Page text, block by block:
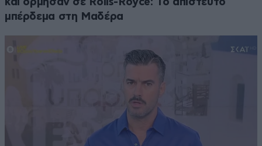
και όρμησαν σε Rolls-Royce: Το απίστευτο
μπέρδεμα στη Μαδέρα